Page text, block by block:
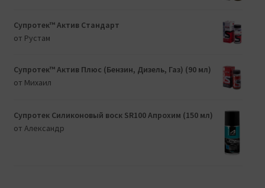
Супротек™ Актив Стандарт
от Рустам
Супротек™ Актив Плюс (Бензин, Дизель, Газ) (90 мл)
от Михаил
Супротек Силиконовый воск SR100 Апрохим (150 мл)
от Александр